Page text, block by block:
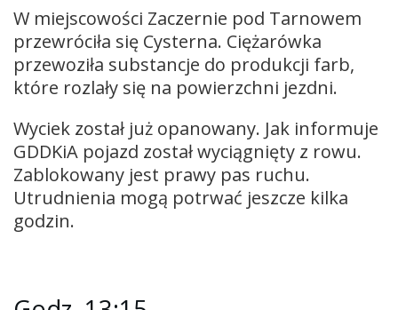
W miejscowości Zaczernie pod Tarnowem
przewróciła się Cysterna. Ciężarówka
przewoziła substancje do produkcji farb,
które rozlały się na powierzchni jezdni.
Wyciek został już opanowany. Jak informuje
GDDKiA pojazd został wyciągnięty z rowu.
Zablokowany jest prawy pas ruchu.
Utrudnienia mogą potrwać jeszcze kilka
godzin.